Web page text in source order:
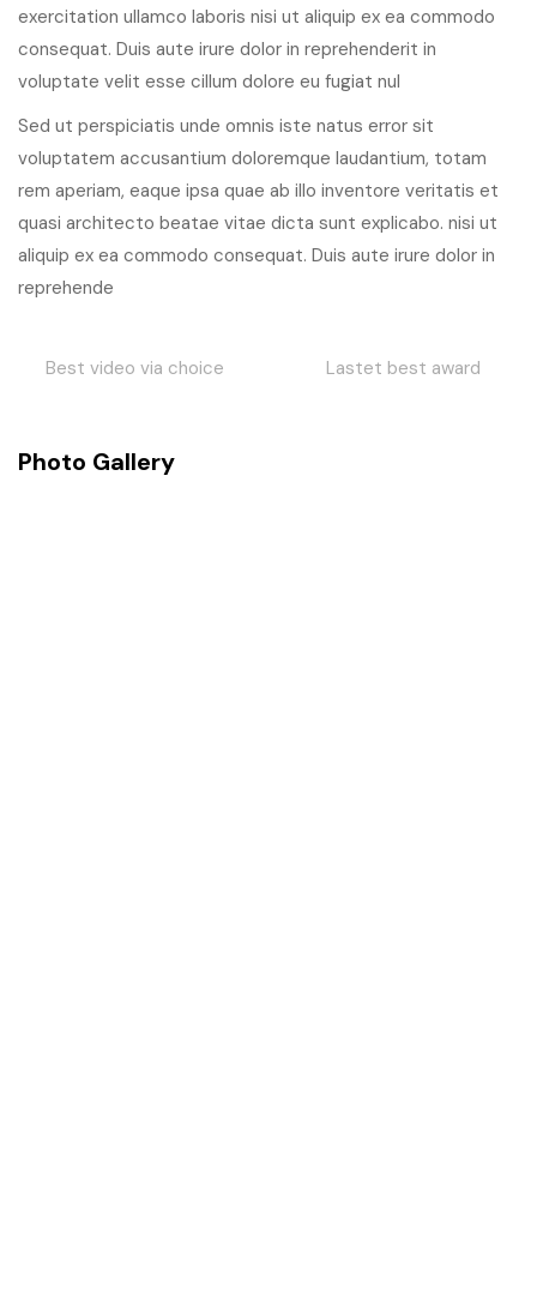
exercitation ullamco laboris nisi ut aliquip ex ea commodo
consequat. Duis aute irure dolor in reprehenderit in
voluptate velit esse cillum dolore eu fugiat nul
Sed ut perspiciatis unde omnis iste natus error sit
voluptatem accusantium doloremque laudantium, totam
rem aperiam, eaque ipsa quae ab illo inventore veritatis et
quasi architecto beatae vitae dicta sunt explicabo. nisi ut
aliquip ex ea commodo consequat. Duis aute irure dolor in
reprehende
Lastet best award We choice award
Photo Gallery